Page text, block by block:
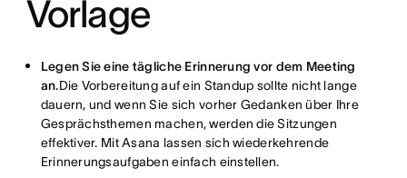
Vorlage
Legen Sie eine tägliche Erinnerung vor dem Meeting
an.Die Vorbereitung auf ein Standup sollte nicht lange
dauern, und wenn Sie sich vorher Gedanken über Ihre
Gesprächsthemen machen, werden die Sitzungen
effektiver. Mit Asana lassen sich wiederkehrende
Erinnerungsaufgaben einfach einstellen.